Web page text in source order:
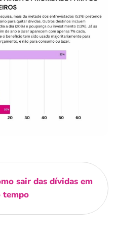
sair das dívidas em
tempo